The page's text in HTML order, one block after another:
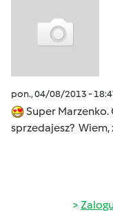
pon., 04/08/2013 -
Super Marzenko.
sprzedajesz?